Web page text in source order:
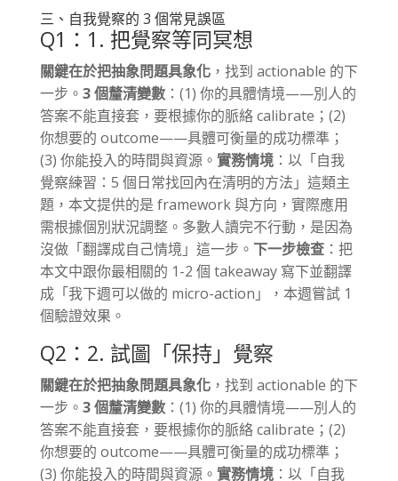
三、自我覺察的 3 個常見誤區
Q1：1. 把覺察等同冥想
關鍵在於把抽象問題具象化，找到 actionable 的下
一步。 3 個釐清變數：(1) 你的具體情境——別人的
答案不能直接套，要根據你的脈絡 calibrate；(2)
你想要的 outcome——具體可衡量的成功標準；
(3) 你能投入的時間與資源。 實務情境：以「自我
覺察練習：5 個日常找回內在清明的方法」這類主
題，本文提供的是 framework 與方向，實際應用
需根據個別狀況調整。多數人讀完不行動，是因為
沒做「翻譯成自己情境」這一步。 下一步檢查：把
本文中跟你最相關的 1-2 個 takeaway 寫下並翻譯
成「我下週可以做的 micro-action」，本週嘗試 1
個驗證效果。
Q2：2. 試圖「保持」覺察
關鍵在於把抽象問題具象化，找到 actionable 的下
一步。 3 個釐清變數：(1) 你的具體情境——別人的
答案不能直接套，要根據你的脈絡 calibrate；(2)
你想要的 outcome——具體可衡量的成功標準；
(3) 你能投入的時間與資源。 實務情境：以「自我